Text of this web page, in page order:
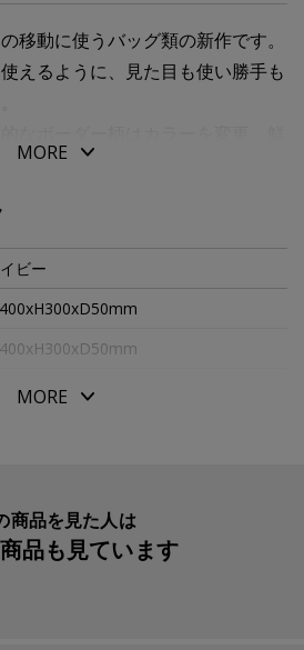
移動に使うバッグ類の新作です。
えるように、見た目も使い勝手も
とした印象に。好きな色を選んだ
運べるように、バッグの生地もア
薄手の帆布を用い、ハンドルを厚
帆布は最も薄手の１１号。柔らか
、バッグの中身が少なくても四角
りました。
は汚れがつきにくい撥水性のある
ームタグ付き。
MORE
ビー
MORE
商品を見た人は
品も見ています